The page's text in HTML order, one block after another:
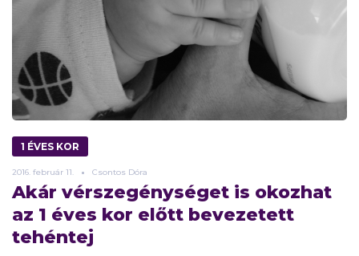
1 ÉVES KOR
2016. február 11. Csontos Dóra
Akár vérszegénységet is okozhat
az 1 éves kor előtt bevezetett
tehéntej